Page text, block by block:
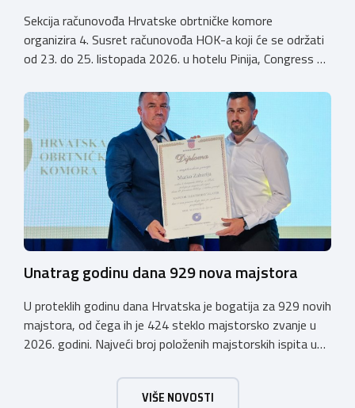
Sekcija računovođa Hrvatske obrtničke komore
organizira 4. Susret računovođa HOK-a koji će se održati
od 23. do 25. listopada 2026. u hotelu Pinija, Congress &
otvoren u petak, 23. listopada 2026. u
poslijepodnevnim, uz uvodno predavanje i pozdrav
domaćina. Tijekom subote, 24. listopada, održavat će se
predavanja, interaktivne radionice te okrugli stolovi na
aktualne teme. […]
Unatrag godinu dana 929 nova majstora
U proteklih godinu dana Hrvatska je bogatija za 929 novih
majstora, od čega ih je 424 steklo majstorsko zvanje u
2026. godini. Najveći broj položenih majstorskih ispita u
majstor elektroinstalater, majstor frizer, majstor
vodoinstalatera, instalatera grijanja i klimatizacije te
VIŠE NOVOSTI